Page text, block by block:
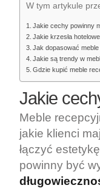
W tym artykule
Jakie cechy powinny
Jakie krzesła
Jak dopasować
Jakie są trendy w
Gdzie kupić meble
Jakie
Meble
jakie klienci
łączyć
powinny być